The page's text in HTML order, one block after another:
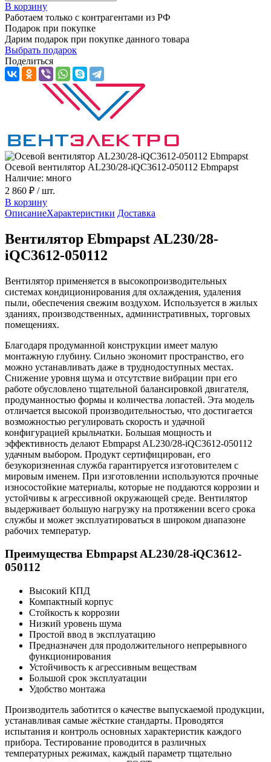
В корзину
Работаем только с контрагентами из РФ
Подарок при покупке
Дарим подарок при покупке данного товара
Выбрать подарок
Поделиться
Осевой вентилятор AL230/28-iQC3612-050112 Ebmpapst
Наличие: много
2 860 ₽ / шт.
В корзину
ОписаниеХарактеристики Доставка
Вентилятор Ebmpapst AL230/28-
iQC3612-050112
Вентилятор применяется в высокопроизводительных
системах кондиционирования для охлаждения, удаления
пыли, обеспечения свежим воздухом. Используется в жилых
зданиях, производственных, административных, торговых
помещениях.
Благодаря продуманной конструкции имеет малую
монтажную глубину. Сильно экономит пространство, его
можно устанавливать даже в труднодоступных местах.
Снижение уровня шума и отсутствие вибрации при его
работе обусловлено тщательной балансировкой двигателя,
продуманностью формы и количества лопастей. Эта модель
отличается высокой производительностью, что достигается
возможностью регулировать скорость и удачной
конфигурацией крыльчатки. Большая мощность и
эффективность делают Ebmpapst AL230/28-iQC3612-050112
удачным выбором. Продукт сертифицирован, его
безукоризненная служба гарантируется изготовителем с
мировым именем. При изготовлении используются прочные
износостойкие материалы, которые не поддаются коррозии и
устойчивы к агрессивной окружающей среде. Вентилятор
выдерживает большую нагрузку на протяжении всего срока
службы и может эксплуатироваться в широком диапазоне
рабочих температур.
Преимущества Ebmpapst AL230/28-iQC3612-
050112
Высокий КПД
Компактный корпус
Стойкость к коррозии
Низкий уровень шума
Простой ввод в эксплуатацию
Предназначен для продолжительного непрерывного
функционирования
Устойчивость к агрессивным веществам
Большой срок эксплуатации
Удобство монтажа
Производитель заботится о качестве выпускаемой продукции,
устанавливая самые жёсткие стандарты. Проводятся
испытания и контроль основных характеристик каждого
прибора. Тестирование проводится в различных
температурных режимах, каждый параметр тщательно